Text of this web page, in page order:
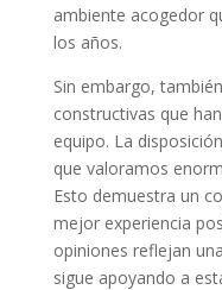
ambiente acogedor
los años.
Sin embargo,
constructivas que
equipo. La
que valoramos
Esto demuestra un
mejor experiencia
opiniones reflejan
sigue apoyando a